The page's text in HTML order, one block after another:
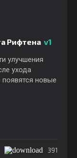
Рифтена v1
улучшения
ухода
появятся новые
391